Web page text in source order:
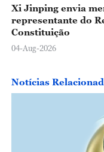
Xi Jinping envia
representante do
Constituição
04-Aug-2026
Notícias